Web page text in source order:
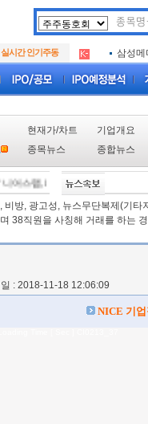
실시간 인기주동
.
아크로
삼성메
.
아크로
.
아하
현재가/차트
기업개요
종목뉴스 종합뉴스
스랩, IPO 시동 "2029년 방공망
방, 광고성, 뉴스무단복제(기타
38직원을 사칭해 거래를 하는
: 2018-11-18 12:06:09
NICE 기